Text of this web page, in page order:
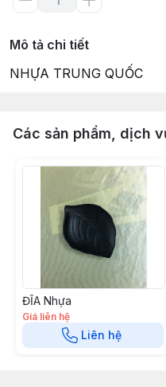
Mô tả chi tiết
NHỰA TRUNG QUỐC
Các sản phẩm, dịch
ĐĨA Nhựa
Giá liên hệ
Liên hệ